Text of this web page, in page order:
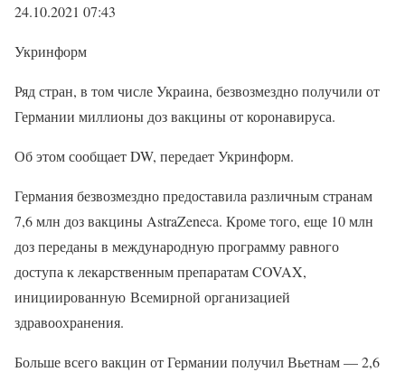
24.10.2021 07:43
Укринформ
Ряд стран, в том числе Украина, безвозмездно получили от
Германии миллионы доз вакцины от коронавируса.
Об этом сообщает DW, передает Укринформ.
Германия безвозмездно предоставила различным странам
7,6 млн доз вакцины AstraZeneca. Кроме того, еще 10 млн
доз переданы в международную программу равного
доступа к лекарственным препаратам COVAX,
инициированную Всемирной организацией
здравоохранения.
Больше всего вакцин от Германии получил Вьетнам — 2,6